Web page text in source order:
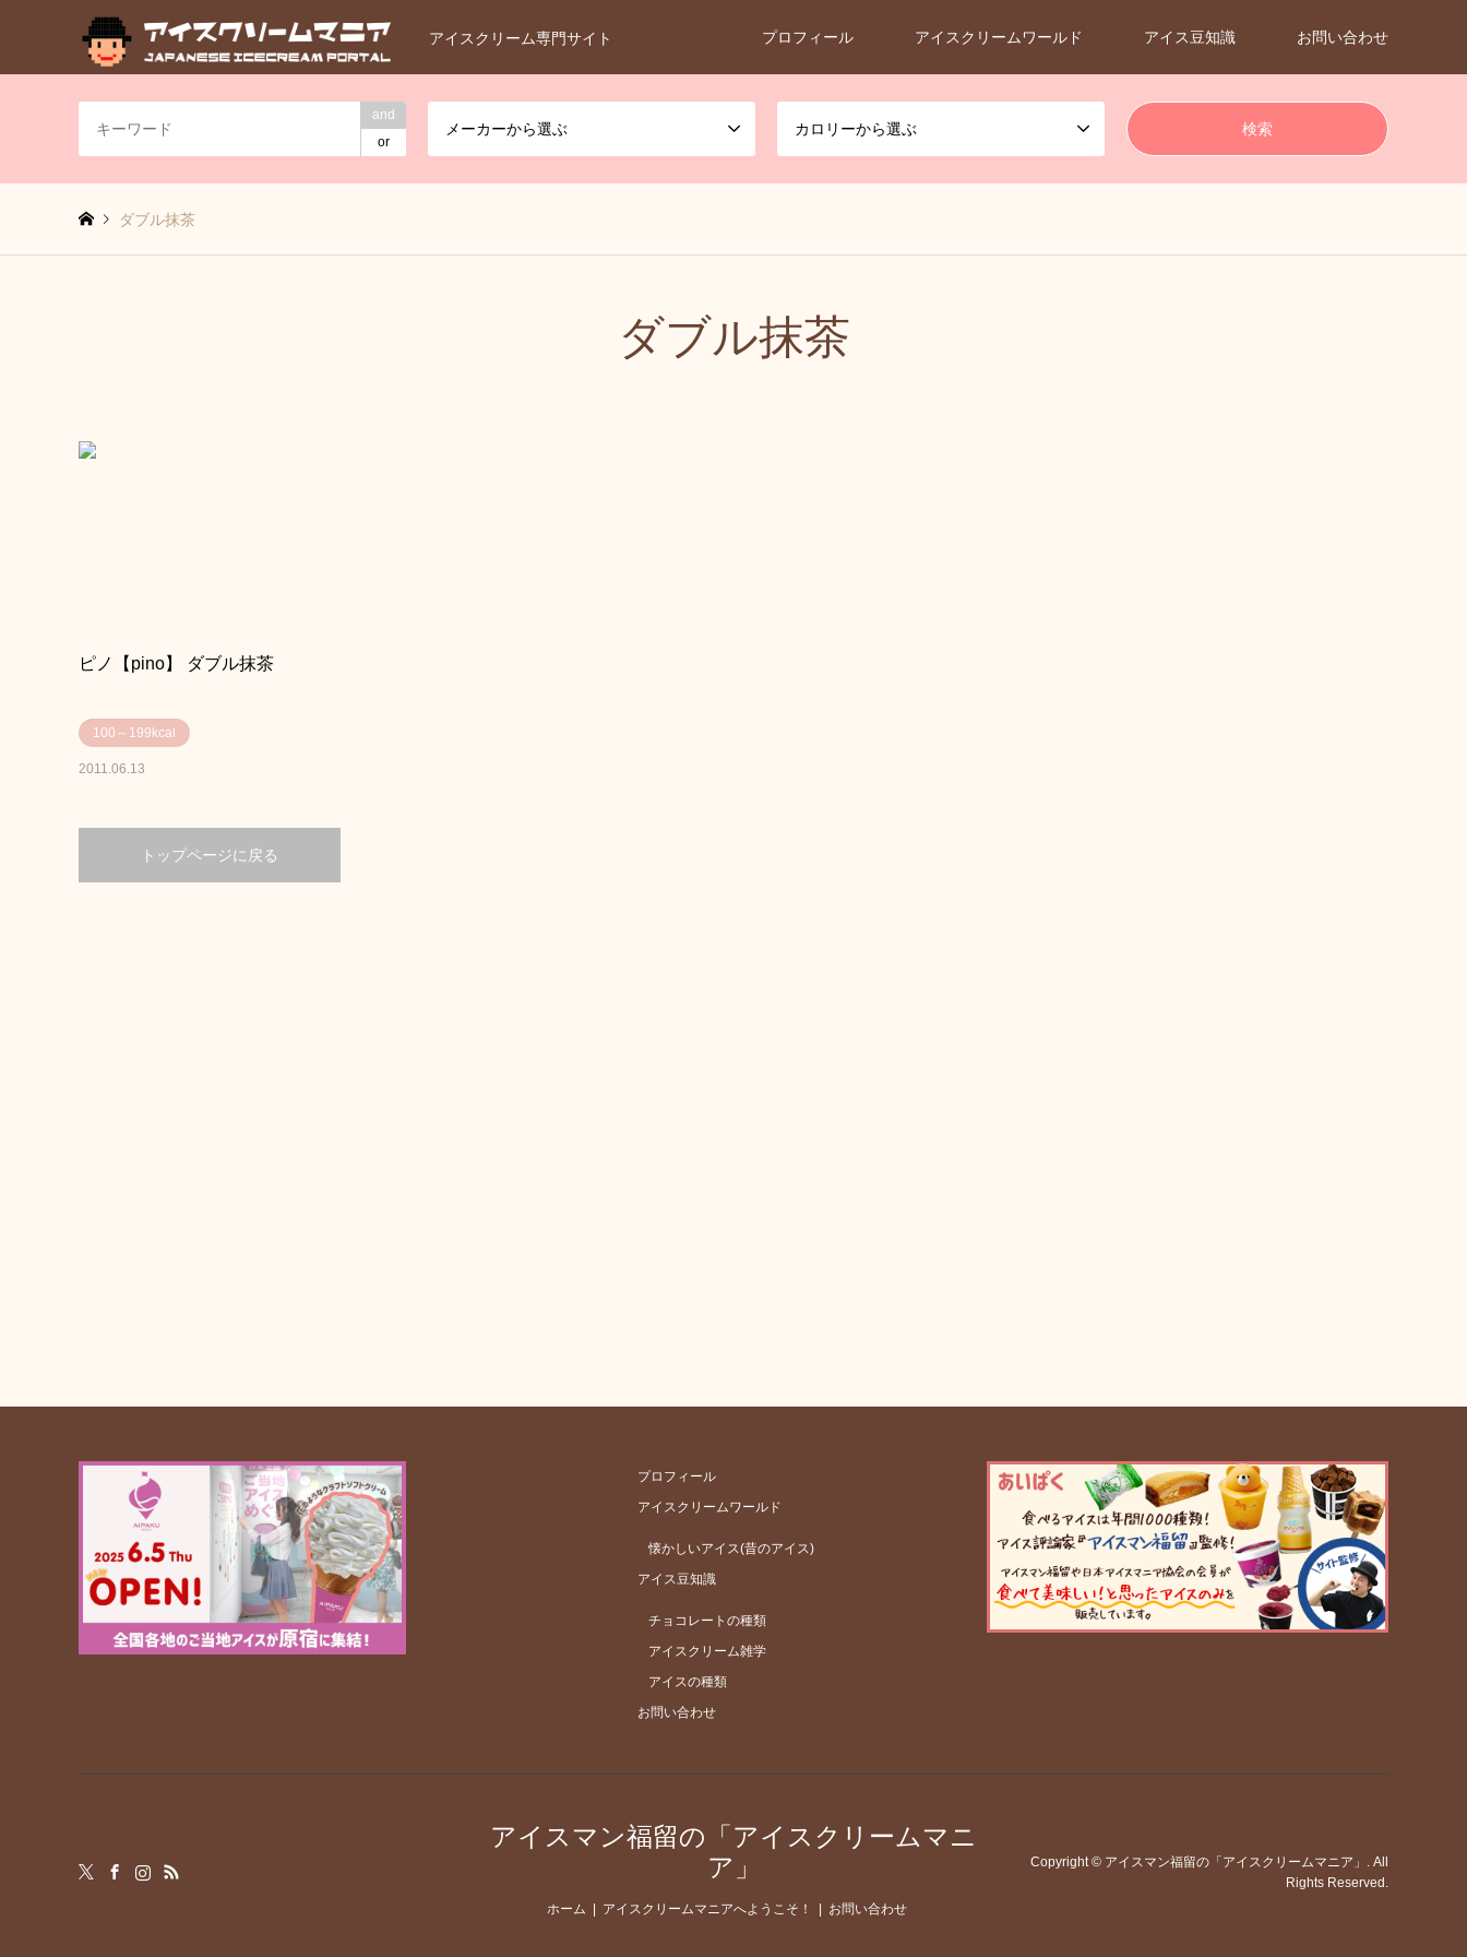
アイスクリーム専門サイト プロフィール アイスクリームワールド アイス豆知識 お問い合わせ
and
or
メーカーから選ぶ カロリーから選ぶ
ダブル抹茶
ダブル抹茶
ピノ【pino】 ダブル抹茶
100～199kcal
2011.06.13
トップページに戻る
プロフィール
アイスクリームワールド
懐かしいアイス(昔のアイス)
アイス豆知識
チョコレートの種類
アイスクリーム雑学
アイスの種類
お問い合わせ
アイスマン福留の「アイスクリームマニ
ア」
ホーム アイスクリームマニアへようこそ！ お問い合わせ
Copyright© アイスマン福留の「アイスクリームマニア」 . All
Rights Reserved.